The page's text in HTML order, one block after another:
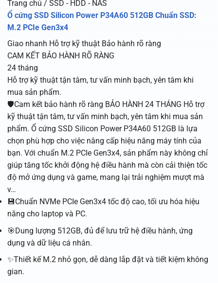
Trang chủ / SSD - HDD - NAS
Ổ cứng SSD Silicon Power P34A60 512GB Chuẩn SSD:
M.2 PCIe Gen3x4
Giao nhanh Hỗ trợ kỹ thuật Bảo hành rõ ràng
CAM KẾT BẢO HÀNH RÕ RÀNG
24 tháng
Hỗ trợ kỹ thuật tận tâm, tư vấn minh bạch, yên tâm khi
mua sản phẩm.
🛡️Cam kết bảo hành rõ ràng BẢO HÀNH 24 THÁNG Hỗ trợ
kỹ thuật tận tâm, tư vấn minh bạch, yên tâm khi mua sản
phẩm. Ổ cứng SSD Silicon Power P34A60 512GB là lựa
chọn phù hợp cho việc nâng cấp hiệu năng máy tính của
bạn. Với chuẩn M.2 PCIe Gen3x4, sản phẩm này không chỉ
giúp tăng tốc khởi động hệ điều hành mà còn cải thiện tốc
độ mở ứng dụng và game, mang lại trải nghiệm mượt mà
v…
💾Chuẩn NVMe PCIe Gen3x4 tốc độ cao, tối ưu hóa hiệu
năng cho laptop và PC.
🎯Dung lượng 512GB, đủ để lưu trữ hệ điều hành, ứng
dụng và dữ liệu cá nhân.
✨Thiết kế M.2 nhỏ gọn, dễ dàng lắp đặt và tiết kiệm không
gian.